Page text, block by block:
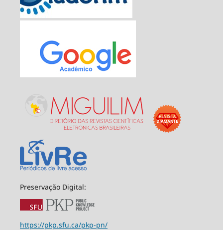
Preservação Digital:
https://pkp.sfu.ca/pkp-pn/